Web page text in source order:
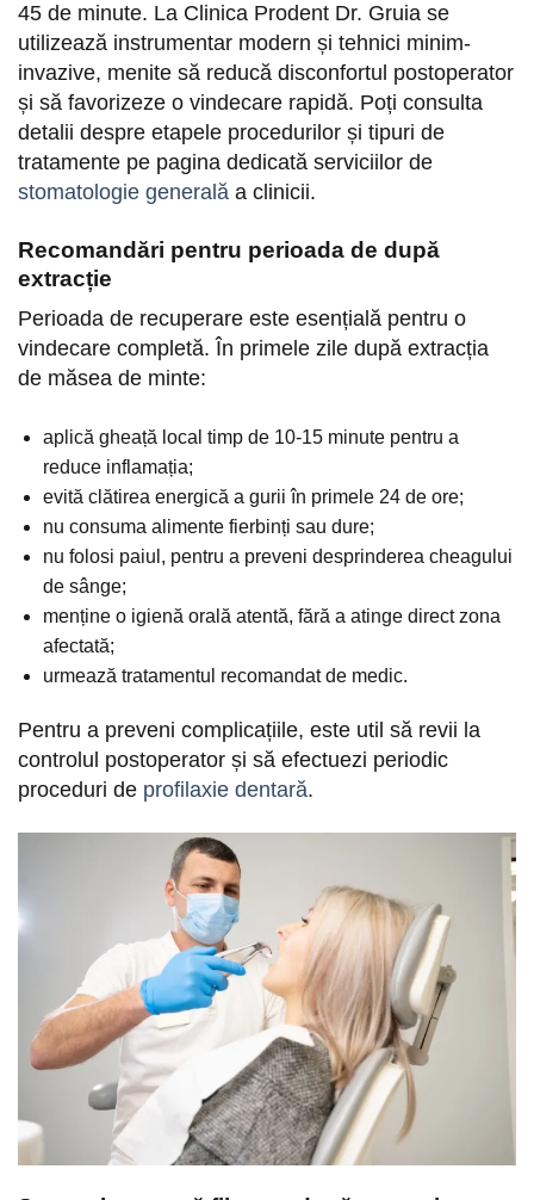
45 de minute. La Clinica Prodent Dr. Gruia se
utilizează instrumentar modern și tehnici minim-
invazive, menite să reducă disconfortul postoperator
și să favorizeze o vindecare rapidă. Poți consulta
detalii despre etapele procedurilor și tipuri de
tratamente pe pagina dedicată serviciilor de
stomatologie generală a clinicii.
Recomandări pentru perioada de după
extracție
Perioada de recuperare este esențială pentru o
vindecare completă. În primele zile după extracția
de măsea de minte:
aplică gheață local timp de 10-15 minute pentru a
reduce inflamația;
evită clătirea energică a gurii în primele 24 de ore;
nu consuma alimente fierbinți sau dure;
nu folosi paiul, pentru a preveni desprinderea cheagului
de sânge;
menține o igienă orală atentă, fără a atinge direct zona
afectată;
urmează tratamentul recomandat de medic.
Pentru a preveni complicațiile, este util să revii la
controlul postoperator și să efectuezi periodic
proceduri de profilaxie dentară.